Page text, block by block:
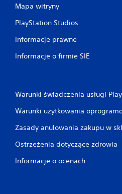
Mapa witryny
PlayStation Studios
Informacje prawne
Informacje o firmie SIE
Warunki świadczenia usługi
Warunki użytkowania
Zasady anulowania zakupu w
Ostrzeżenia dotyczące zdrowia
Informacje o ocenach